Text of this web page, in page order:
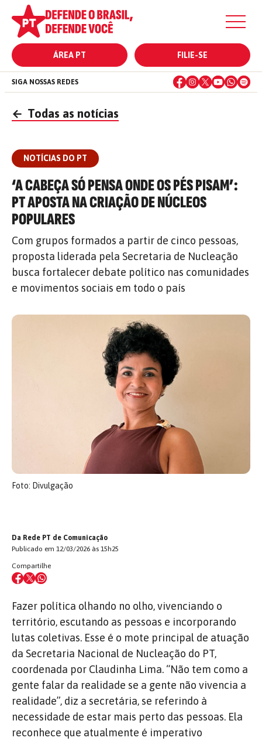
ÁREA PT FILIE-SE
SIGA NOSSAS REDES
← Todas as notícias
NOTÍCIAS DO PT
‘A CABEÇA SÓ PENSA ONDE OS PÉS PISAM’:
PT APOSTA NA CRIAÇÃO DE NÚCLEOS
POPULARES
Com grupos formados a partir de cinco pessoas,
proposta liderada pela Secretaria de Nucleação
busca fortalecer debate político nas comunidades
e movimentos sociais em todo o país
Foto: Divulgação
Da Rede PT de Comunicação
Publicado em 12/03/2026 às 15h25
Compartilhe
Fazer política olhando no olho, vivenciando o
território, escutando as pessoas e incorporando
lutas coletivas. Esse é o mote principal de atuação
da Secretaria Nacional de Nucleação do PT,
coordenada por Claudinha Lima. “Não tem como a
gente falar da realidade se a gente não vivencia a
realidade”, diz a secretária, se referindo à
necessidade de estar mais perto das pessoas. Ela
reconhece que atualmente é imperativo